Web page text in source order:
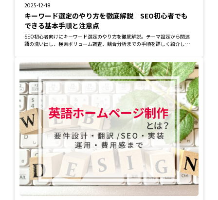
2025-12-18
キーワード選定のやり方を徹底解説｜SEO初心者でも
できる基本手順と注意点
SEO初心者向けにキーワード選定のやり方を徹底解説。テーマ設定から関連
語の洗い出し、検索ボリューム調査、競合分析までの手順を詳しく紹介しま